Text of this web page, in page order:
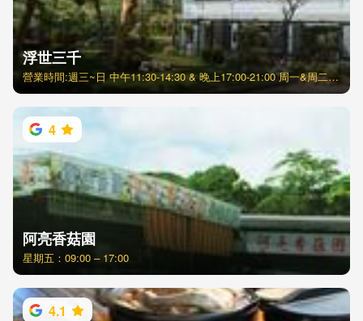
浮世三千
營業時間:週三~日 中午11:30-14:30 & 晚上17:00-21:00 周一&周二公休
4
阿亮香菇園
星期五：09:00 – 17:00
4.1